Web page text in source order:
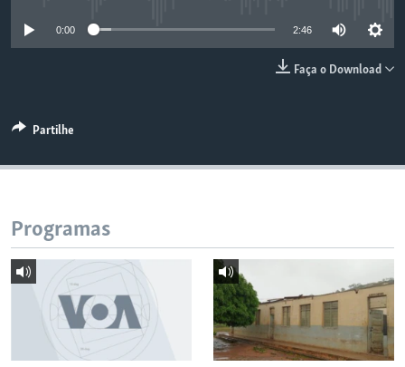
0:00 2:46
Faça o Download
Partilhe
Programas